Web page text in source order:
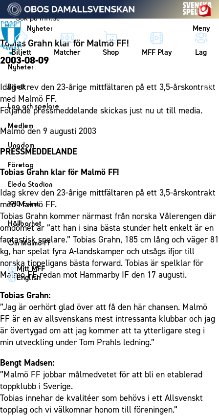
Vidare till innehållet
Nyheter Meny
Biljett Matcher Shop MFF Play Lag
Nyheter
Nyheter
Kalender
Biljett
Biljett
Årskort herr
Årskort dam
Mitt MFF
Biljetter till bortamatcher
Biljettvillkor
Lag och spelare
Lag
Herrlaget
Spelare
Ledarstab
Damlaget
Spelare
Ledarstab
Medlem
Medlemskap i Malmö FF
Årsmöte 2026
Ungdom
MFF Ungdom
Sommarfotboll
Skånecupen
Fotbollsskolan
Fotbollsnätverket
P19
F19
P17
F17
Malmö Trophy
Företag
Bli företagspartner
Nätverket
Klubbstolar
Partner dam
Eleda Stadion
Eleda Stadion
Erics Bar & Restaurang
Matchdag på Eleda Stadion
MFF-museet & rundvandringar
1910 Event
1910 Event
Fest & Event
Konferens
Möte
Mässa
Sommarfest
Julshow
Inspiration
Vanliga frågor om 1910 Event
Hållbarhet
Hållbarhet
Himmelsblå framtid – en match för miljön
MFF i samhället
Nattfotboll
Himmelsblå Tillsammans
Karriärakademin
Grundskolefotboll mot rasismer
Skolakademier
Fonder
Om Malmö FF
Om Malmö FF
Kontakt
Press och media
Historik – herrlaget
Historik – damlaget
Närstående organisationer
Personuppgiftspolicy
Mitt MFF
English
Tobias Grahn klar för Malmö FF!
2003-08-09
Idag skrev den 23-årige mittfältaren på ett 3,5-årskontrakt
med Malmö FF.
Följande pressmeddelande skickas just nu ut till media.
Malmö den 9 augusti 2003
PRESSMEDDELANDE
Tobias Grahn klar för Malmö FF!
Idag skrev den 23-årige mittfältaren på ett 3,5-årskontrakt
med Malmö FF.
Tobias Grahn kommer närmast från norska Vålerengen där
omdömet är ”att han i sina bästa stunder helt enkelt är en
fantastisk spelare.” Tobias Grahn, 185 cm lång och väger 81
kg, har spelat fyra A-landskamper och utsågs ifjor till
norska tippeligans bästa forward. Tobias är spelklar för
Malmö FF redan mot Hammarby IF den 17 augusti.
Tobias Grahn:
”Jag är oerhört glad över att få den här chansen. Malmö
FF är en av allsvenskans mest intressanta klubbar och jag
är övertygad om att jag kommer att ta ytterligare steg i
min utveckling under Tom Prahls ledning.”
Bengt Madsen:
”Malmö FF jobbar målmedvetet för att bli en etablerad
toppklubb i Sverige.
Tobias innehar de kvalitéer som behövs i ett Allsvenskt
topplag och vi välkomnar honom till föreningen.”